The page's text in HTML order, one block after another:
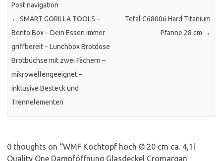
Post navigation
← SMART GORILLA TOOLS –
Bento Box – Dein Essen immer
griffbereit – Lunchbox Brotdose
Brotbüchse mit zwei Fächern –
mikrowellengeeignet –
inklusive Besteck und
Trennelementen
Tefal C68006 Hard Titanium
Pfanne 28 cm →
0 thoughts on “WMF Kochtopf hoch Ø 20 cm ca. 4,1l
Quality One Dampföffnung Glasdeckel Cromargan